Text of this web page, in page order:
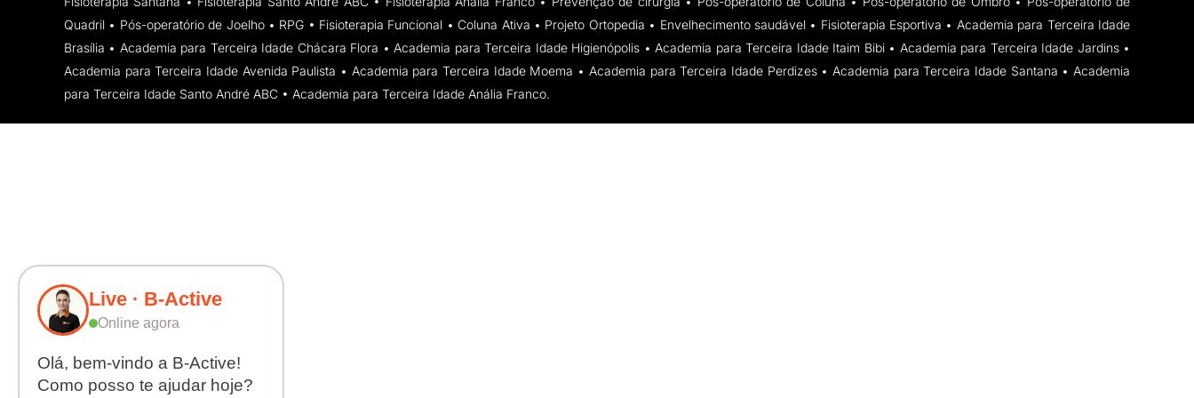
Live · B-Active
Online agora
Olá, bem-vindo a B-Active!
Como posso te ajudar hoje?
Quadril • Pós-operatório de Joelho • RPG • Fisioterapia Funcional • Coluna Ativa • Projeto Ortopedia • Envelhecimento saudável • Fisioterapia Esportiva • Academia para Terceira Idade
Brasília • Academia para Terceira Idade Chácara Flora • Academia para Terceira Idade Higienópolis • Academia para Terceira Idade Itaim Bibi • Academia para Terceira Idade Jardins •
Academia para Terceira Idade Avenida Paulista • Academia para Terceira Idade Moema • Academia para Terceira Idade Perdizes • Academia para Terceira Idade Santana • Academia
para Terceira Idade Santo André ABC • Academia para Terceira Idade Anália Franco.